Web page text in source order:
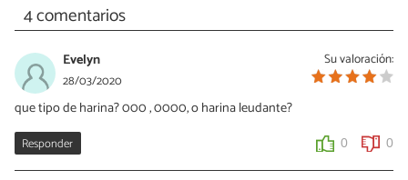
4 comentarios
Su valoración:
Evelyn
28/03/2020
que tipo de harina? 000 , 0000, o harina leudante?
Responder 0 0